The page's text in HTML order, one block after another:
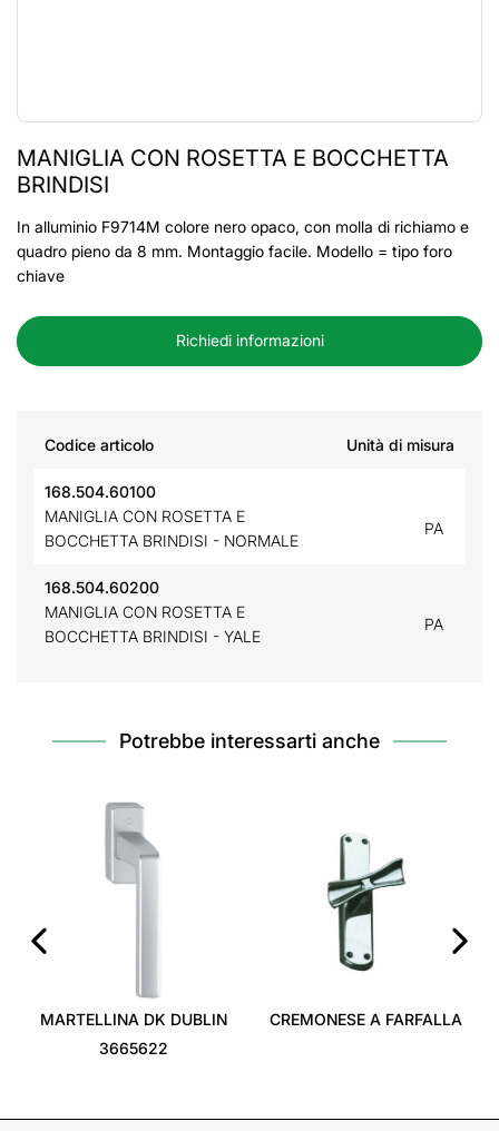
MANIGLIA CON ROSETTA E BOCCHETTA
BRINDISI
In alluminio F9714M colore nero opaco, con molla di richiamo e
quadro pieno da 8 mm. Montaggio facile. Modello = tipo foro
chiave
Richiedi informazioni
Codice articolo Unità di misura
168.504.60100
MANIGLIA CON ROSETTA E
BOCCHETTA BRINDISI - NORMALE
PA
168.504.60200
MANIGLIA CON ROSETTA E
BOCCHETTA BRINDISI - YALE
PA
Potrebbe interessarti anche
MARTELLINA DK DUBLIN
3665622
CREMONESE A FARFALLA